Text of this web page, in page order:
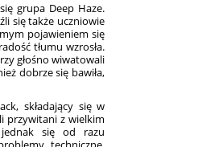
grupa Deep Haze.
się także uczniowie
pojawieniem się
tłumu wzrosła.
głośno wiwatowali
dobrze się bawiła,
składający się w
przywitani z wielkim
jednak się od razu